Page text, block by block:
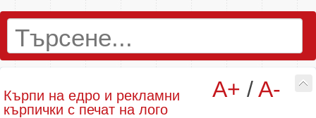
A+ /A-
Кърпи на едро и рекламни
кърпички с печат на лого